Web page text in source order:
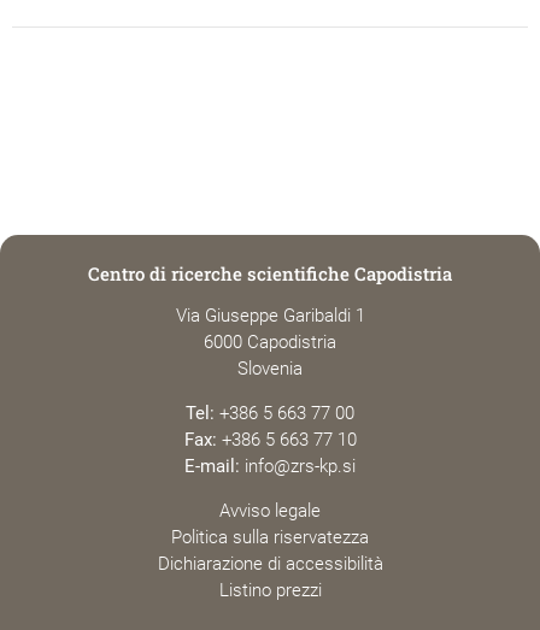
Centro di ricerche scientifiche Capodistria
Via Giuseppe Garibaldi 1
6000 Capodistria
Slovenia
Tel: +386 5 663 77 00
Fax: +386 5 663 77 10
E-mail: info@zrs-kp.si
Avviso legale
Politica sulla riservatezza
Dichiarazione di accessibilità
Listino prezzi